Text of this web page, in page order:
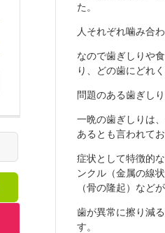
た。
人それぞれ噛み合
なので歯ぎしりや
り、どの歯にどれ
問題のある歯ぎし
一晩の歯ぎしりは
あるとも言われて
症状として特徴的
ンクル（金属の線
（骨の隆起）など
歯が異常に擦り減
す。